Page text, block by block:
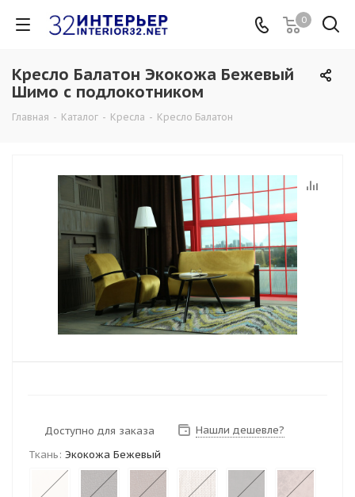
0
Кресло Балатон Экокожа Бежевый
Шимо с подлокотником
Главная - Каталог - Кресла - Кресло Балатон
Доступно для заказа
Нашли дешевле?
Ткань: Экокожа Бежевый